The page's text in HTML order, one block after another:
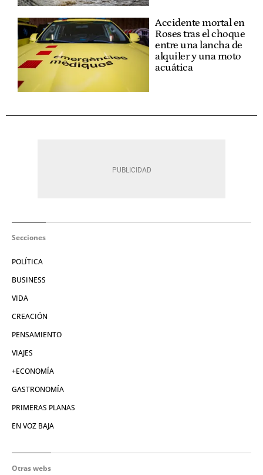
Accidente mortal en
Roses tras el choque
entre una lancha de
alquiler y una moto
acuática
Secciones
POLÍTICA
BUSINESS
VIDA
CREACIÓN
PENSAMIENTO
VIAJES
+ECONOMÍA
GASTRONOMÍA
PRIMERAS PLANAS
EN VOZ BAJA
Otras webs